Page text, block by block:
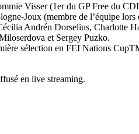
Visser (1er du GP Free du
Joux (membre de l’équipe
Andrén Dorselius, Charlotte
et Sergey Puzko.
sélection en FEI Nations
en live streaming.